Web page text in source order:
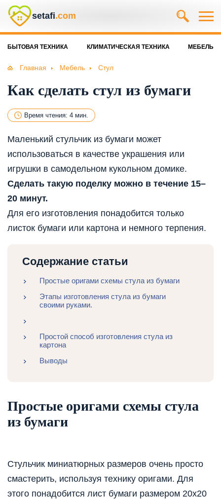
setafi.com
БЫТОВАЯ ТЕХНИКА КЛИМАТИЧЕСКАЯ ТЕХНИКА МЕБЕЛЬ
Главная Мебель Стул
Как сделать стул из бумаги
Время чтения: 4 мин.
Маленький стульчик из бумаги может
использоваться в качестве украшения или
игрушки в самодельном кукольном домике.
Сделать такую поделку можно в течение 15–
20 минут.
Для его изготовления понадобится только
листок бумаги или картона и немного терпения.
Содержание статьи
Простые оригами схемы стула из бумаги
Этапы изготовления стула из бумаги
своими руками.
Простой способ изготовления стула из
картона
Выводы
Простые оригами схемы стула
из бумаги
Стульчик миниатюрных размеров очень просто
смастерить, используя технику оригами. Для
этого понадобится лист бумаги размером 20х20